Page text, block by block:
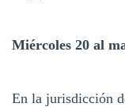
Miércoles 20 al
En la jurisdicción